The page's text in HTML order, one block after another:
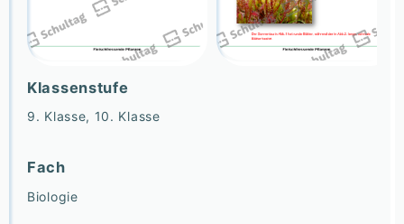
Klassenstufe
9. Klasse, 10. Klasse
Fach
Biologie